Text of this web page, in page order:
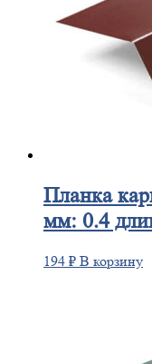
Планка
мм: 0.4
194 ₽ В корзину